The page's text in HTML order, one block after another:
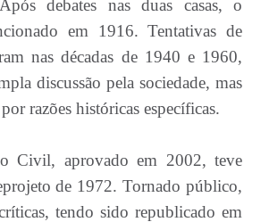
debates nas duas casas, o
em 1916. Tentativas de
nas décadas de 1940 e 1960,
discussão pela sociedade, mas
razões históricas específicas.
Civil, aprovado em 2002, teve
de 1972. Tornado público,
tendo sido republicado em